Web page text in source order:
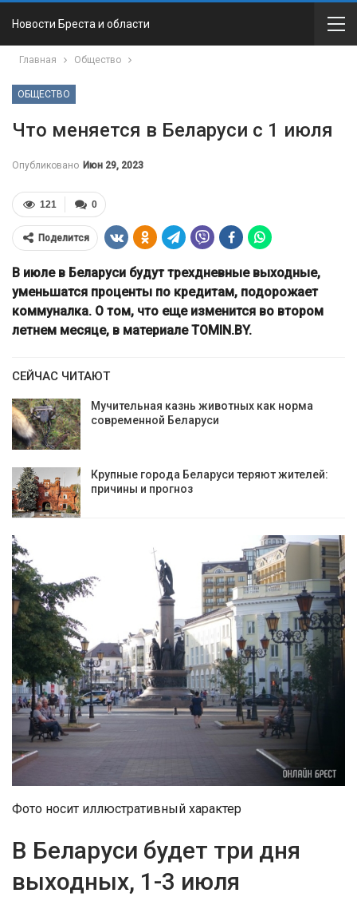
Новости Бреста и области
Главная Общество
ОБЩЕСТВО
Что меняется в Беларуси с 1 июля
Опубликовано Июн 29, 2023
0
121
Поделится
В июле в Беларуси будут трехдневные выходные,
уменьшатся проценты по кредитам, подорожает
коммуналка. О том, что еще изменится во втором
летнем месяце, в материале TOMIN.BY.
СЕЙЧАС ЧИТАЮТ
Мучительная казнь животных как норма
современной Беларуси
Крупные города Беларуси теряют жителей:
причины и прогноз
Фото носит иллюстративный характер
В Беларуси будет три дня
выходных, 1-3 июля